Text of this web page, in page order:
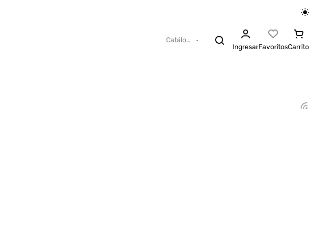
Catálogo
IngresarFavoritosCarrito